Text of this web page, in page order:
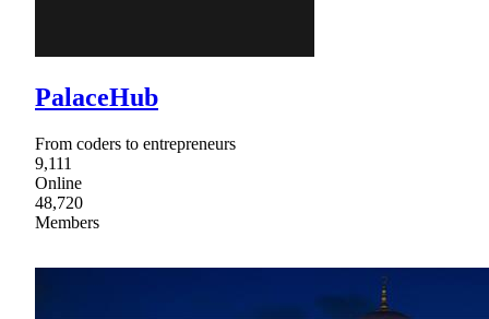
PalaceHub
From coders to entrepreneurs
9,111
Online
48,720
Members